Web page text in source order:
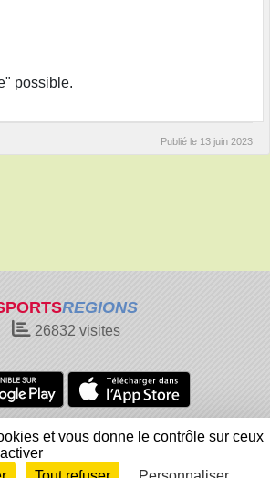
possible.
Publié le 13 juin 2023
REGIONS
26832 visites
Gestion des cookies
Signaler un contenu inapproprié
et vous donne le contrôle sur ceux